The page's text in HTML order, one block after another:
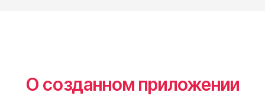
О созданном приложении